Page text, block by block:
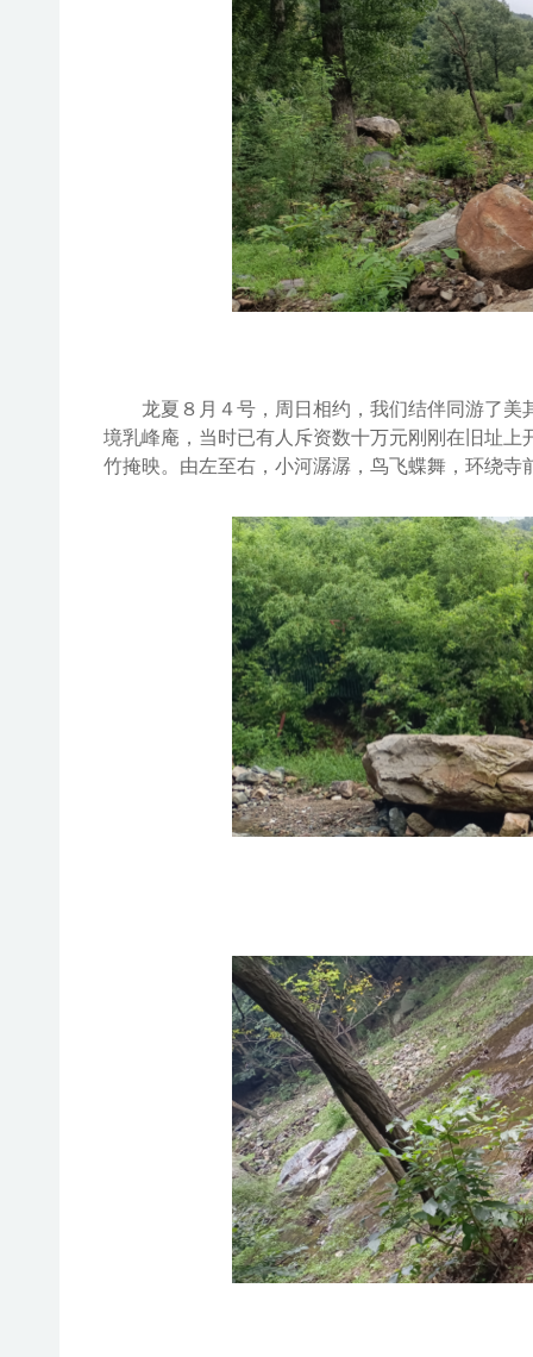
龙夏８月４ 号， 周日 相约 ，我们结伴同游了美
境乳峰庵， 当时已有人斥资数十万元刚刚在旧址上
竹掩映。由左至右，小河潺潺，鸟飞蝶舞，环绕寺